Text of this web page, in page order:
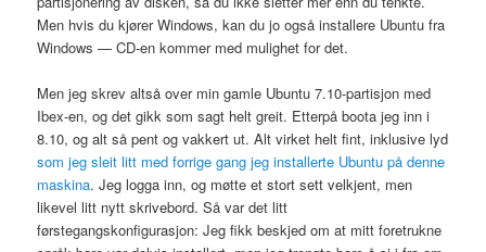
Men hvis du kjører Windows, kan du jo også installere Ubuntu fra
Windows — CD-en kommer med mulighet for det.
Men jeg skrev altså over min gamle Ubuntu 7.10-partisjon med
Ibex-en, og det gikk som sagt helt greit. Etterpå boota jeg inn i
8.10, og alt så pent og vakkert ut. Alt virket helt fint, inklusive lyd
som jeg sleit litt med forrige gang jeg installerte Ubuntu på denne
maskina. Jeg logga inn, og møtte et stort sett velkjent, men
likevel litt nytt skrivebord. Så var det litt
førstegangskonfigurasjon: Jeg fikk beskjed om at mitt foretrukne